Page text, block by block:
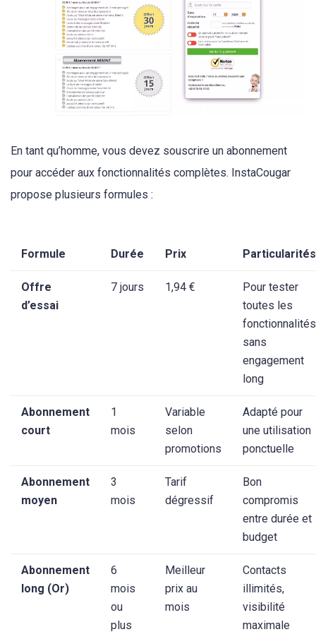
En tant qu’homme, vous devez souscrire un abonnement
pour accéder aux fonctionnalités complètes. InstaCougar
propose plusieurs formules :
Formule Durée Prix Particularités
Offre
d’essai
7 jours 1,94 €
Pour tester
toutes les
fonctionnalités
sans
engagement
long
Abonnement
court
1
mois
Variable
selon
promotions
Adapté pour
une utilisation
ponctuelle
Abonnement
moyen
3
mois
Tarif
dégressif
Bon
compromis
entre durée et
budget
Abonnement
long (Or)
6
mois
ou
plus
Meilleur
prix au
mois
Contacts
illimités,
visibilité
maximale